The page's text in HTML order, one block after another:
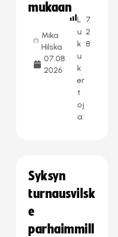
mukaan
Mika
Hilska
07.08.
2026
L
u
k
u
k
er
t
oj
a:
7
2
8
Syksyn
turnausvilsk
e
parhaimmill